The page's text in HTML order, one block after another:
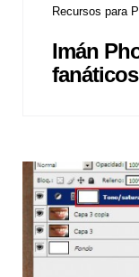
Recursos para
Imán
fanáticos